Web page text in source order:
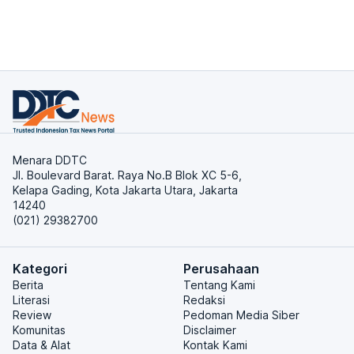
Menara DDTC
Jl. Boulevard Barat. Raya No.B Blok XC 5-6,
Kelapa Gading, Kota Jakarta Utara, Jakarta
14240
(021) 29382700
Kategori
Berita
Literasi
Review
Komunitas
Data & Alat
Perusahaan
Tentang Kami
Redaksi
Pedoman Media Siber
Disclaimer
Kontak Kami